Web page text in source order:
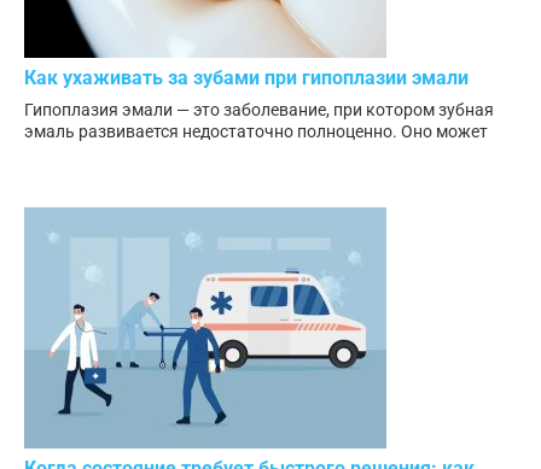
Как ухаживать за зубами при гипоплазии эмали
Гипоплазия эмали — это заболевание, при котором зубная
эмаль развивается недостаточно полноценно. Оно может